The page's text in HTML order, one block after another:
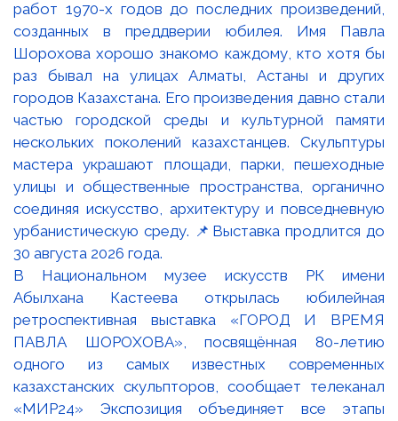
В Национальном музее искусств РК имени
Абылхана Кастеева открылась юбилейная
ретроспективная выставка «ГОРОД И ВРЕМЯ
ПАВЛА ШОРОХОВА», посвящённая 80-летию
одного из самых известных современных
казахстанских скульпторов, сообщает телеканал
«МИР24» Экспозиция объединяет все этапы